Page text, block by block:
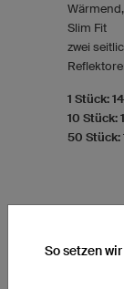
Slim Fit
zwei
1 Stück:
10 Stück:
50 Stück:
WEITERE
So setzen